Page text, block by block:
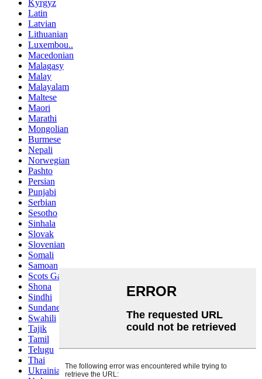
Kyrgyz
Latin
Latvian
Lithuanian
Luxembou..
Macedonian
Malagasy
Malay
Malayalam
Maltese
Maori
Marathi
Mongolian
Burmese
Nepali
Norwegian
Pashto
Persian
Punjabi
Serbian
Sesotho
Sinhala
Slovak
Slovenian
Somali
Samoan
Scots Gaelic
Shona
Sindhi
Sundanese
Swahili
Tajik
Tamil
Telugu
Thai
Ukrainian